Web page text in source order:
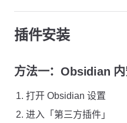
插件安装
方法一：Obsidian 内
打开 Obsidian 设置
进入「第三方插件」